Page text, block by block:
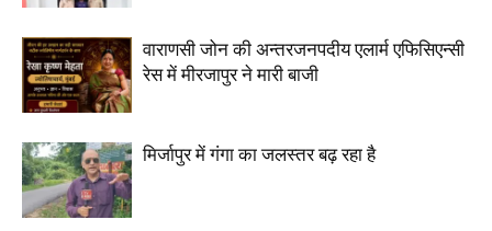
वाराणसी जोन की अन्तरजनपदीय एलार्म एफिसिएन्सी
रेस में मीरजापुर ने मारी बाजी
मिर्जापुर में गंगा का जलस्तर बढ़ रहा है